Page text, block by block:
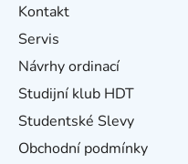
Kontakt
Servis
Návrhy ordinací
Studijní klub HDT
Studentské Slevy
Obchodní podmínky